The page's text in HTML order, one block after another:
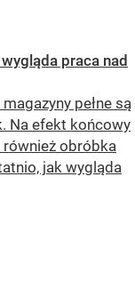
praca nad
pełne są
Na efekt końcowy
również obróbka
jak wygląda